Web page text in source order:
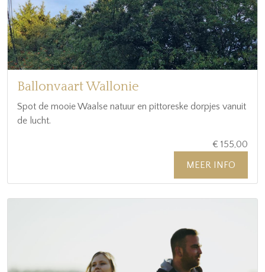
Ballonvaart Wallonie
Spot de mooie Waalse natuur en pittoreske dorpjes vanuit
de lucht.
€ 155,00
MEER INFO